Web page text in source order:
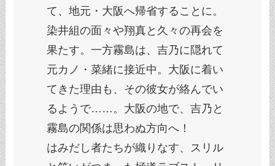
て、地元・大阪へ帰省することに。
染井組の面々や翔真と久々の再会を
果たす。一方霧島は、吉乃に隠れて
元カノ・菜緒に接近中。大阪に着い
てきた理由も、その彼女が絡んでい
るようで……。大阪の地で、吉乃と
霧島の関係は思わぬ方向へ！
はみだし者たちが織りなす、スリル